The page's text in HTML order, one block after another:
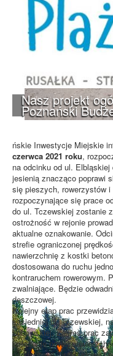
Nasz projekt
Poznański
ńskie Inwestycje Miejskie
czerwca 2021 roku,
na odcinku od ul.
jesienią znacząco poprawi
się pieszych, rowerzystów
rozpoczynające się prace
do ul. Tczewskiej zostanie
ostrożność w rejonie
aktualne oznakowanie.
strefie ograniczonej
nawierzchnię z kostki
dostosowana do ruchu
kontraruchem rowerowym.
zwalniające. Będzie
deszczowej.
Kolejny etap prac
sąsiedniej ul. Tczewskiej,
Lubowskiej. Zakres prac
położenie nowej